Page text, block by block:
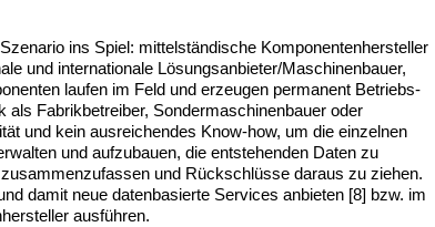
ins Spiel: mittelständische Komponentenhersteller
und internationale Lösungsanbieter/Maschinenbauer,
laufen im Feld und erzeugen permanent Betriebs-
als Fabrikbetreiber, Sondermaschinenbauer oder
und kein ausreichendes Know-how, um die einzelnen
und aufzubauen, die entstehenden Daten zu
und Rückschlüsse daraus zu ziehen.
damit neue datenbasierte Services anbieten [8] bzw. im
ausführen.